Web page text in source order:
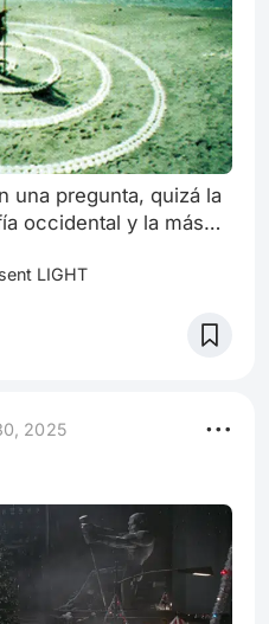
una pregunta, quizá la
occidental y la más
(1998), la ópera
en pleno desierto. Un
Estr
LIGHT
2025